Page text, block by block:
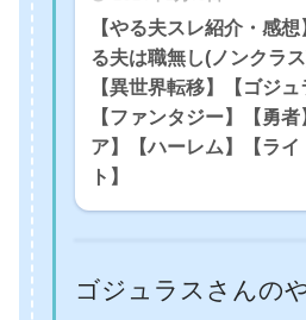
【やる夫スレ紹介・感
る夫は職無し(ノンクラ
【異世界転移】【ゴジュ
【ファンタジー】【勇
ア】【ハーレム】【ラ
ト】
ゴジュラスさんの